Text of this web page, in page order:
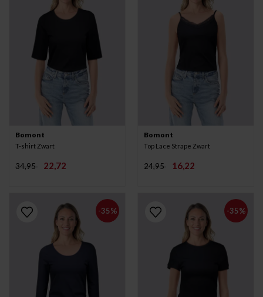
Bomont
T-shirt Zwart
34,95 22,72
Bomont
Top Lace Strape Zwart
24,95 16,22
-35% -35%